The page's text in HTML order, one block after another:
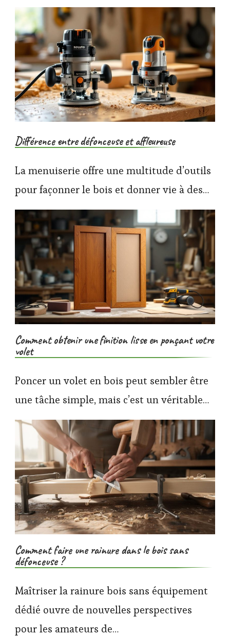
Différence entre défonceuse et affleureuse
La menuiserie offre une multitude d’outils
pour façonner le bois et donner vie à des…
Comment obtenir une finition lisse en ponçant votre
volet
Poncer un volet en bois peut sembler être
une tâche simple, mais c’est un véritable…
Comment faire une rainure dans le bois sans
défonceuse ?
Maîtriser la rainure bois sans équipement
dédié ouvre de nouvelles perspectives
pour les amateurs de…